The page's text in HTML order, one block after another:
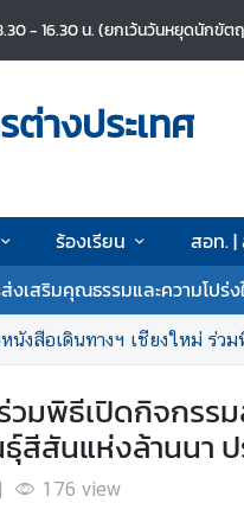
- 16.30 น. (ยกเว้นวันหยุดนักขัต
างประเทศ
ร้องเรียน สอท.
งเสริมคุณธรรมและความโปร่ง
นทางฯ เชียงใหม่ ร่วมพิธีเปิดกิจกรรมส่งเสริ
วมพิธีเปิดกิจกร
สีสันแห่งล้านนา
| 176 view